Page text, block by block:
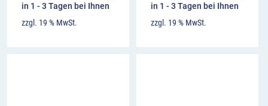
in 1 - 3 Tagen bei Ihnen
zzgl. 19 % MwSt.
in 1 - 3 Tagen bei Ihnen
zzgl. 19 % MwSt.